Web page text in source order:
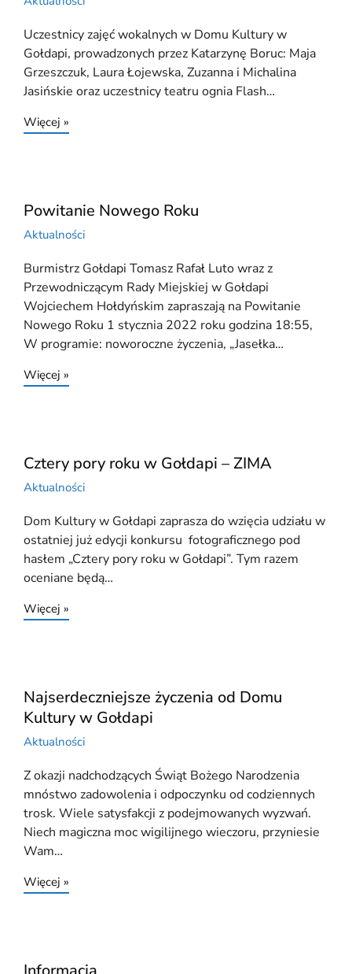
Uczestnicy zajęć wokalnych w Domu Kultury w
Gołdapi, prowadzonych przez Katarzynę Boruc: Maja
Grzeszczuk, Laura Łojewska, Zuzanna i Michalina
Jasińskie oraz uczestnicy teatru ognia Flash…
Więcej »
Powitanie Nowego Roku
Aktualności
Burmistrz Gołdapi Tomasz Rafał Luto wraz z
Przewodniczącym Rady Miejskiej w Gołdapi
Wojciechem Hołdyńskim zapraszają na Powitanie
Nowego Roku 1 stycznia 2022 roku godzina 18:55,
W programie: noworoczne życzenia, „Jasełka…
Więcej »
Cztery pory roku w Gołdapi – ZIMA
Aktualności
Dom Kultury w Gołdapi zaprasza do wzięcia udziału w
ostatniej już edycji konkursu fotograficznego pod
hasłem „Cztery pory roku w Gołdapi”. Tym razem
oceniane będą…
Więcej »
Najserdeczniejsze życzenia od Domu
Kultury w Gołdapi
Aktualności
Z okazji nadchodzących Świąt Bożego Narodzenia
mnóstwo zadowolenia i odpoczynku od codziennych
trosk. Wiele satysfakcji z podejmowanych wyzwań.
Niech magiczna moc wigilijnego wieczoru, przyniesie
Wam…
Więcej »